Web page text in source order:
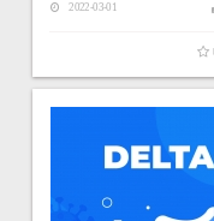
2022-03-01